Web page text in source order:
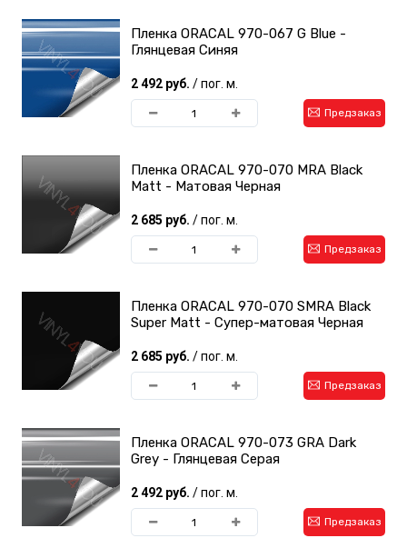
Пленка ORACAL 970-067 G Blue -
Глянцевая Синяя
2 492 руб. / пог. м.
Предзаказ
Пленка ORACAL 970-070 MRA Black
Matt - Матовая Черная
2 685 руб. / пог. м.
Предзаказ
Пленка ORACAL 970-070 SMRA Black
Super Matt - Супер-матовая Черная
2 685 руб. / пог. м.
Предзаказ
Пленка ORACAL 970-073 GRA Dark
Grey - Глянцевая Серая
2 492 руб. / пог. м.
Предзаказ